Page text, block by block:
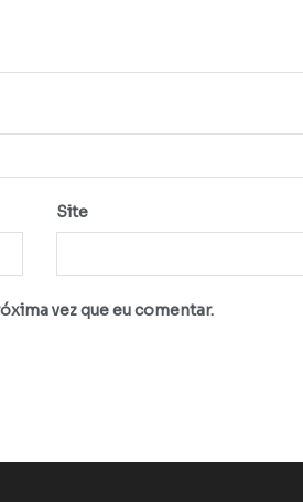
Site
vez que eu comentar.